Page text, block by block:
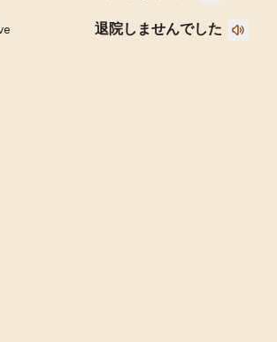
退院しませんでした